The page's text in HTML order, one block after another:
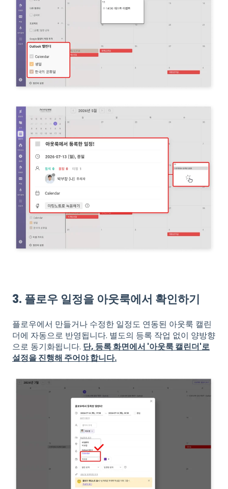
3. 플로우 일정을 아웃룩에서 확인하기
플로우에서 만들거나 수정한 일정도 연동된 아웃룩 캘린
더에 자동으로 반영됩니다. 별도의 등록 작업 없이 양방향
으로 동기화됩니다. 단, 등록 화면에서 '아웃룩 캘린더'로
설정을 진행해 주어야 합니다.